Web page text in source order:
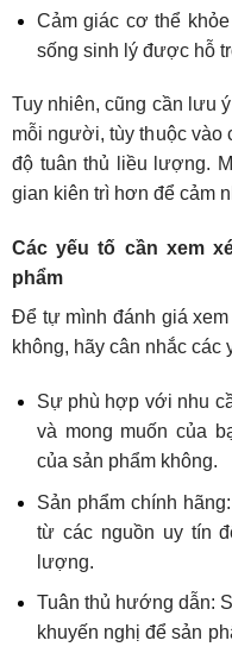
Cảm giác cơ thể
sống sinh lý được hỗ
Tuy nhiên, cũng cần lưu
mỗi người, tùy thuộc vào
độ tuân thủ liều lượng.
gian kiên trì hơn để cảm
Các yếu tố cần xem
phẩm
Để tự mình đánh giá
không, hãy cân nhắc các
Sự phù hợp với nhu
và mong muốn của
của sản phẩm không.
Sản phẩm chính
từ các nguồn uy tín
lượng.
Tuân thủ hướng dẫn:
khuyến nghị để sản